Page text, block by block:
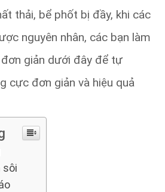
thải, bể phốt bị đầy, khi các
nguyên nhân, các bạn làm
giản dưới đây để tự
cực đơn giản và hiệu quả
sôi